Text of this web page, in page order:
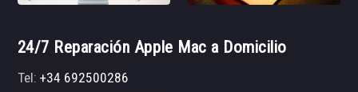
24/7 Reparación Apple Mac a Domicilio
Tel:+34 692500286